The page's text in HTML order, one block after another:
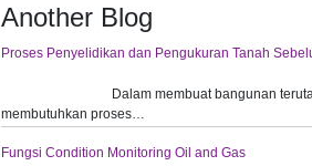
Another Blog
Proses Penyelidikan dan Pengukuran Tanah
Dalam membuat bangunan
membutuhkan proses…
Fungsi Condition Monitoring Oil and Gas